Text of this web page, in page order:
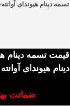
تسمه دینام هیوندای
قیمت تسمه دینام
دینام هیوندای